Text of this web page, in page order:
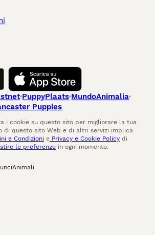
PuppyPlaats MundoAnimalia
Puppies
i cookie su questo sito per migliorare la tua
di questo sito Web e di altri servizi implica
e Condizioni e Privacy e Cookie Policy di
le preferenze in ogni momento.